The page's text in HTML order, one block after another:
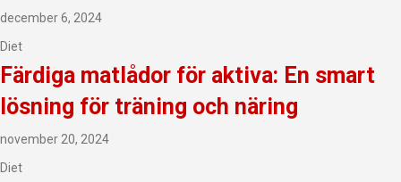
december 6, 2024
Diet
Färdiga matlådor för aktiva: En smart
lösning för träning och näring
november 20, 2024
Diet